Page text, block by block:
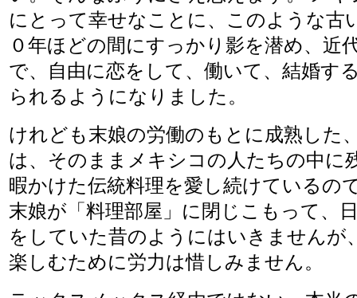
にとって幸せなことに、このような古
０年ほどの間にすっかり影を潜め、近
で、自由に恋をして、働いて、結婚す
られるようになりました。
けれども末娘の労働のもとに成熟した
は、そのままメキシコの人たちの中に
暇かけた伝統料理を愛し続けているの
末娘が「料理部屋」に閉じこもって、
をしていた昔のようにはいきませんが
楽しむために労力は惜しみません。